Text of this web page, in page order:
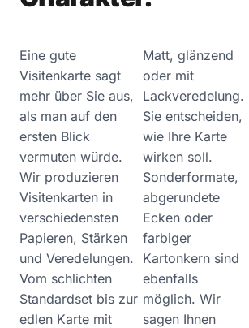
Eine gute
Visitenkarte sagt
mehr über Sie aus,
als man auf den
ersten Blick
vermuten würde.
Wir produzieren
Visitenkarten in
verschiedensten
Papieren, Stärken
und Veredelungen.
Vom schlichten
Standardset bis zur
edlen Karte mit
Matt, glänzend
oder mit
Lackveredelung.
Sie entscheiden,
wie Ihre Karte
wirken soll.
Sonderformate,
abgerundete
Ecken oder
farbiger
Kartonkern sind
ebenfalls
möglich. Wir
sagen Ihnen